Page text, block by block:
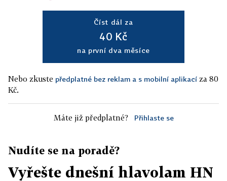
Číst dál za
40 Kč
na první dva měsíce
Nebo zkuste předplatné bez reklam a s mobilní aplikací za 80
Kč.
Máte již předplatné? Přihlaste se
Nudíte se na poradě?
Vyřešte dnešní hlavolam HN